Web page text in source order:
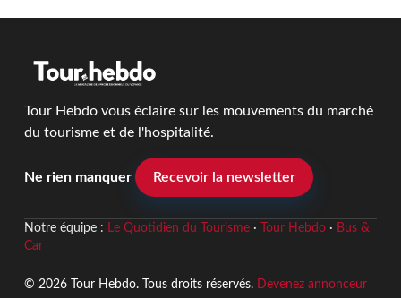
Tour Hebdo vous éclaire sur les mouvements du marché
du tourisme et de l'hospitalité.
Ne rien manquer Recevoir la newsletter
Notre équipe : Le Quotidien du Tourisme· Tour Hebdo· Bus &
Car
© 2026 Tour Hebdo. Tous droits réservés. Devenez annonceur